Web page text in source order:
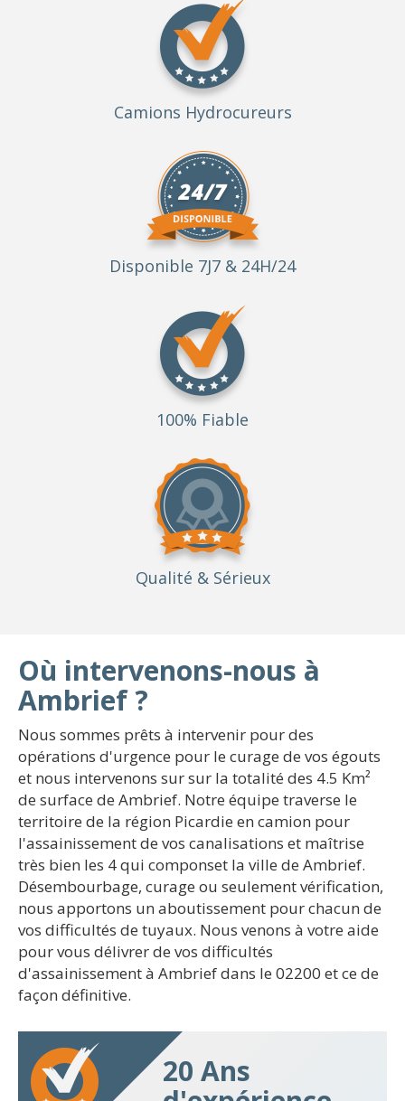
Camions Hydrocureurs
Disponible 7J7 & 24H/24
100% Fiable
Qualité & Sérieux
Où intervenons-nous à
Ambrief ?
Nous sommes prêts à intervenir pour des
opérations d'urgence pour le curage de vos égouts
et nous intervenons sur sur la totalité des 4.5 Km²
de surface de Ambrief. Notre équipe traverse le
territoire de la région Picardie en camion pour
l'assainissement de vos canalisations et maîtrise
très bien les 4 qui componset la ville de Ambrief.
Désembourbage, curage ou seulement vérification,
nous apportons un aboutissement pour chacun de
vos difficultés de tuyaux. Nous venons à votre aide
pour vous délivrer de vos difficultés
d'assainissement à Ambrief dans le 02200 et ce de
façon définitive.
20 Ans